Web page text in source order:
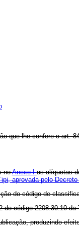
que lhe confere o art.
noAnexo Ias alíquotas
aprovada pelo
do código de
do código 2208.30.10 da
produzindo